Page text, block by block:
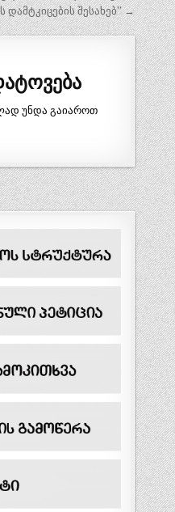
დამტკიცების შესახებ” →
უნდა გაიაროთ